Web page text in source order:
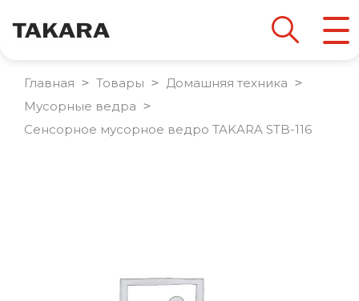
Главная > Товары > Домашняя техника >
Мусорные ведра >
Сенсорное мусорное ведро TAKARA STB-116